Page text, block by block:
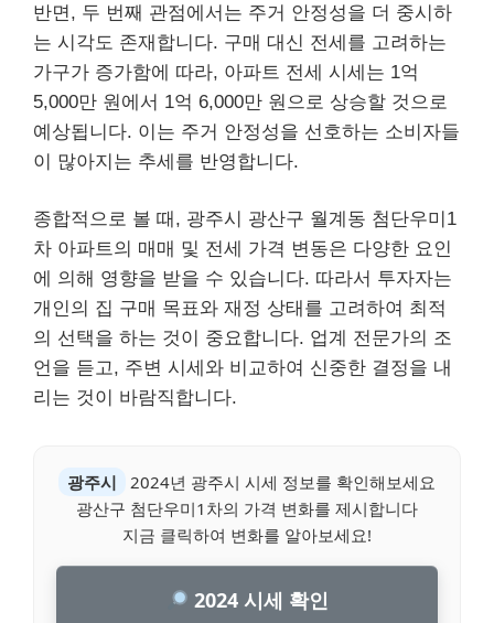
반면, 두 번째 관점에서는 주거 안정성을 더 중시하
는 시각도 존재합니다. 구매 대신 전세를 고려하는
가구가 증가함에 따라, 아파트 전세 시세는 1억
5,000만 원에서 1억 6,000만 원으로 상승할 것으로
예상됩니다. 이는 주거 안정성을 선호하는 소비자들
이 많아지는 추세를 반영합니다.
종합적으로 볼 때, 광주시 광산구 월계동 첨단우미1
차 아파트의 매매 및 전세 가격 변동은 다양한 요인
에 의해 영향을 받을 수 있습니다. 따라서 투자자는
개인의 집 구매 목표와 재정 상태를 고려하여 최적
의 선택을 하는 것이 중요합니다. 업계 전문가의 조
언을 듣고, 주변 시세와 비교하여 신중한 결정을 내
리는 것이 바람직합니다.
광주시
2024년 광주시 시세 정보를 확인해보세요
광산구 첨단우미1차의 가격 변화를 제시합니다
지금 클릭하여 변화를 알아보세요!
2024 시세 확인